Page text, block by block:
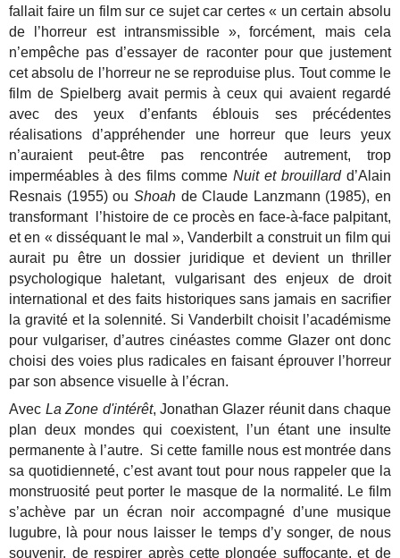
fallait faire un film sur ce sujet car certes « un certain absolu
de l’horreur est intransmissible », forcément, mais cela
n’empêche pas d’essayer de raconter pour que justement
cet absolu de l’horreur ne se reproduise plus. Tout comme le
film de Spielberg avait permis à ceux qui avaient regardé
avec des yeux d’enfants éblouis ses précédentes
réalisations d’appréhender une horreur que leurs yeux
n’auraient peut-être pas rencontrée autrement, trop
imperméables à des films comme Nuit et brouillardd’Alain
Resnais (1955) ou Shoahde Claude Lanzmann (1985), en
transformant l’histoire de ce procès en face-à-face palpitant,
et en « disséquant le mal », Vanderbilt a construit un film qui
aurait pu être un dossier juridique et devient un thriller
psychologique haletant, vulgarisant des enjeux de droit
international et des faits historiques sans jamais en sacrifier
la gravité et la solennité. Si Vanderbilt choisit l’académisme
pour vulgariser, d’autres cinéastes comme Glazer ont donc
choisi des voies plus radicales en faisant éprouver l’horreur
par son absence visuelle à l’écran.
Avec La Zone d'intérêt, Jonathan Glazer réunit dans chaque
plan deux mondes qui coexistent, l’un étant une insulte
permanente à l’autre. Si cette famille nous est montrée dans
sa quotidienneté, c’est avant tout pour nous rappeler que la
monstruosité peut porter le masque de la normalité. Le film
s’achève par un écran noir accompagné d’une musique
lugubre, là pour nous laisser le temps d’y songer, de nous
souvenir, de respirer après cette plongée suffocante, et de